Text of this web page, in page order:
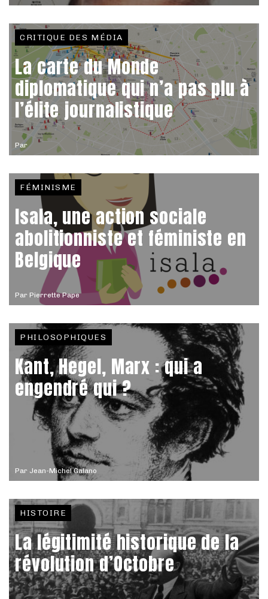
Par
CRITIQUE DES MÉDIA
La carte du Monde
diplomatique qui n’a pas plu à
l’élite journalistique
Par Pierrette Pape
FÉMINISME
Isala, une action sociale
abolitionniste et féministe en
Belgique
Par Jean-Michel Galano
PHILOSOPHIQUES
Kant, Hegel, Marx : qui a
engendré qui ?
HISTOIRE
La légitimité historique de la
révolution d’Octobre